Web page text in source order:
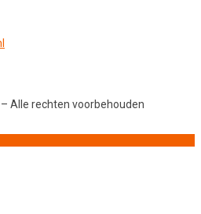
Alle rechten voorbehouden